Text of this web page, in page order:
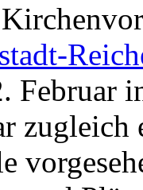
Februar
zugleich